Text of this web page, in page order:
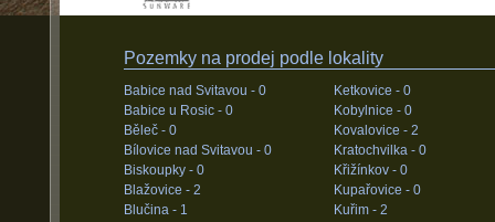
Pozemky na prodej podle lokality
Babice nad Svitavou - 0
Babice u Rosic - 0
Běleč - 0
Bílovice nad Svitavou - 0
Biskoupky - 0
Blažovice - 2
Blučina - 1
Ketkovice - 0
Kobylnice - 0
Kovalovice - 2
Kratochvilka - 0
Křižínkov - 0
Kupařovice - 0
Kuřim - 2